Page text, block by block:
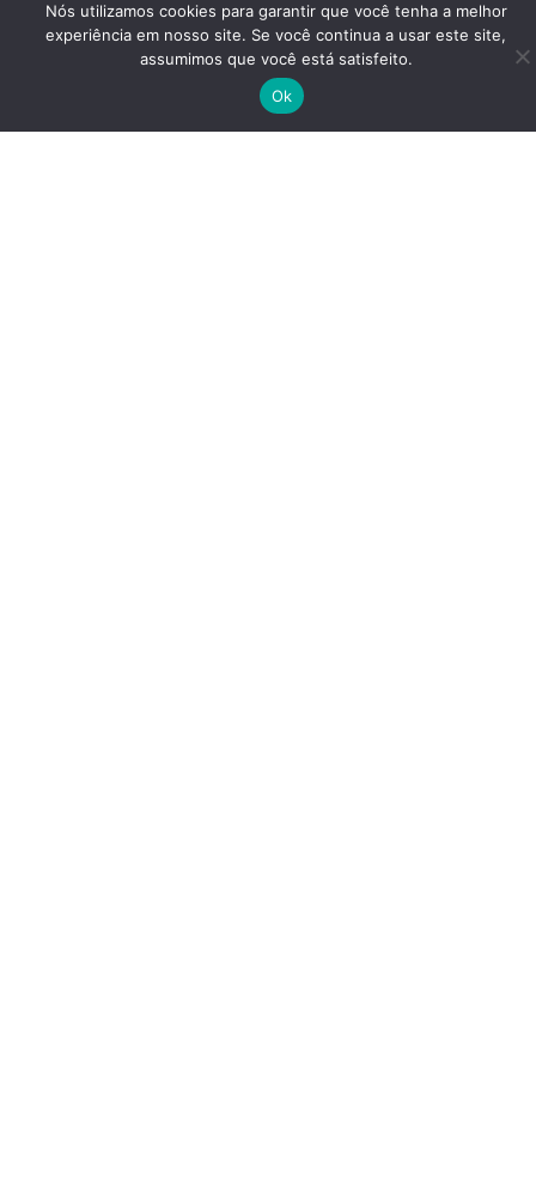
Nós utilizamos cookies para garantir que você tenha a melhor
experiência em nosso site. Se você continua a usar este site,
assumimos que você está satisfeito.
Ok